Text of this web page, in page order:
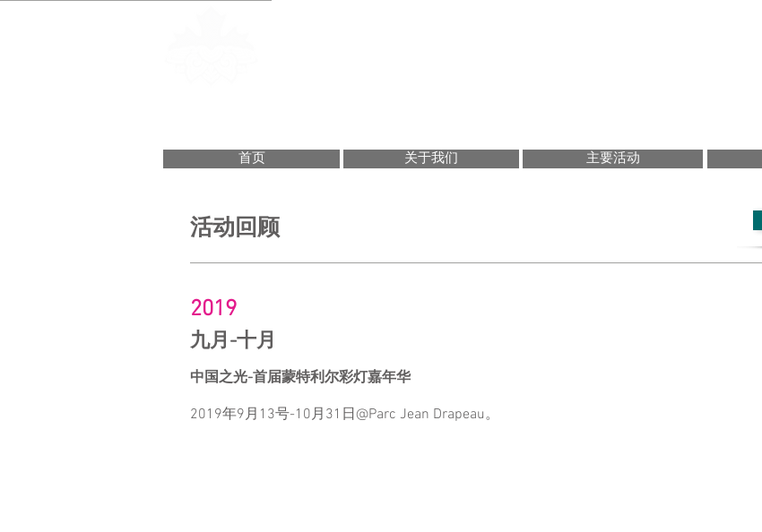
首页 关于我们 主要活动
活动回顾
2019
九月-十月
中国之光-首届蒙特利尔彩灯嘉年华
2019年9月13号-10月31日@Parc Jean Drapeau。